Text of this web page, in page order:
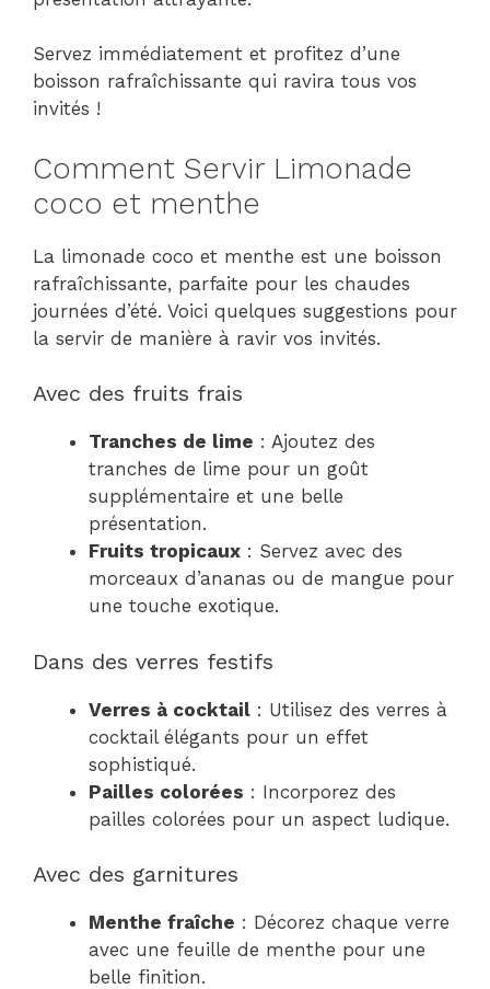
Servez immédiatement et profitez d’une
boisson rafraîchissante qui ravira tous vos
invités !
Comment Servir Limonade
coco et menthe
La limonade coco et menthe est une boisson
rafraîchissante, parfaite pour les chaudes
journées d’été. Voici quelques suggestions pour
la servir de manière à ravir vos invités.
Avec des fruits frais
Tranches de lime : Ajoutez des
tranches de lime pour un goût
supplémentaire et une belle
présentation.
Fruits tropicaux : Servez avec des
morceaux d’ananas ou de mangue pour
une touche exotique.
Dans des verres festifs
Verres à cocktail : Utilisez des verres à
cocktail élégants pour un effet
sophistiqué.
Pailles colorées : Incorporez des
pailles colorées pour un aspect ludique.
Avec des garnitures
Menthe fraîche : Décorez chaque verre
avec une feuille de menthe pour une
belle finition.